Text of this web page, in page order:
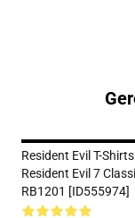
Resident Evil T-
Resident Evil 7
RB1201 [ID555974]